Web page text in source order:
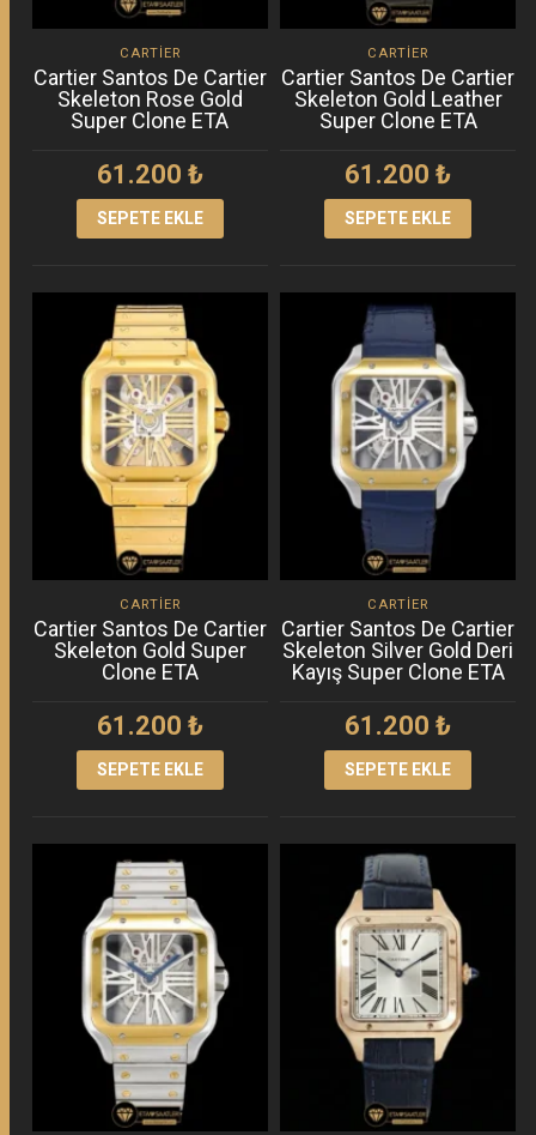
CARTIER
Cartier Santos De Cartier
Skeleton Rose Gold
Super Clone ETA
61.200 ₺
SEPETE EKLE
CARTIER
Cartier Santos De Cartier
Skeleton Gold Leather
Super Clone ETA
61.200₺
SEPETE EKLE
CARTIER
Cartier Santos De Cartier
Skeleton Gold Super
Clone ETA
61.200 ₺
SEPETE EKLE
CARTIER
Cartier Santos De Cartier
Skeleton Silver Gold Deri
Kayış Super Clone ETA
61.200₺
SEPETE EKLE